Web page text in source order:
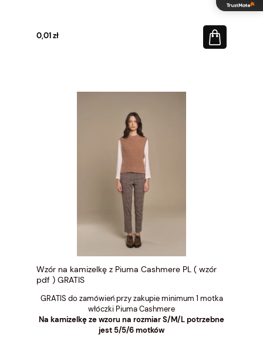
0,01 zł
Wzór na kamizelkę z Piuma Cashmere PL ( wzór
pdf ) GRATIS
GRATIS do zamówień przy zakupie minimum 1 motka
włóczki Piuma Cashmere
Na kamizelkę ze wzoru na rozmiar S/M/L potrzebne
jest 5/5/6 motków